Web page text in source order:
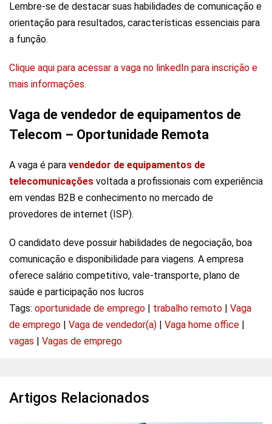
Lembre-se de destacar suas habilidades de comunicação e
orientação para resultados, características essenciais para
a função.
Clique aqui para acessar a vaga no linkedIn para inscrição e
mais informações.
Vaga de vendedor de equipamentos de
Telecom – Oportunidade Remota
A vaga é para vendedor de equipamentos de
telecomunicações voltada a profissionais com experiência
em vendas B2B e conhecimento no mercado de
provedores de internet (ISP).
O candidato deve possuir habilidades de negociação, boa
comunicação e disponibilidade para viagens. A empresa
oferece salário competitivo, vale-transporte, plano de
saúde e participação nos lucros
Tags: oportunidade de emprego trabalho remoto
Vaga
de emprego
Vaga de vendedor(a) Vaga home office
vagas
Vagas de emprego
Artigos Relacionados